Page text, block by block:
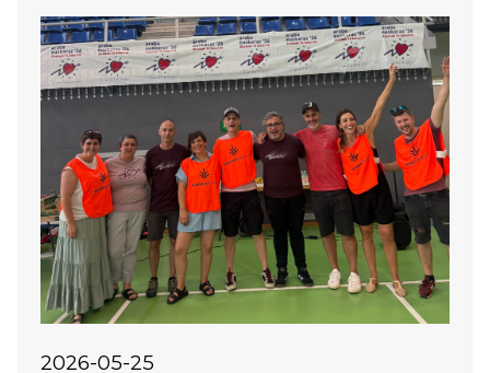
Irudia
2026-05-25